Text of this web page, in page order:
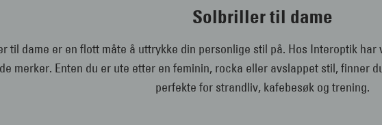
Solbriller til dame
til dame er en flott måte å uttrykke din personlige stil på. Hos Interoptik
merker. Enten du er ute etter en feminin, rocka eller avslappet stil, finner
perfekte for strandliv, kafebesøk og trening.